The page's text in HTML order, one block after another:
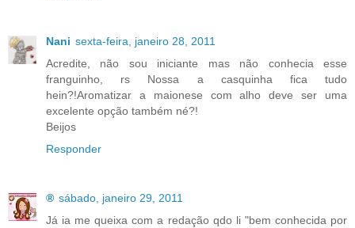
Nani sexta-feira, janeiro 28, 2011
Acredite, não sou iniciante mas não conhecia esse
franguinho, rs Nossa a casquinha fica tudo
hein?!Aromatizar a maionese com alho deve ser uma
excelente opção também né?!
Beijos
Responder
® sábado, janeiro 29, 2011
Já ia me queixa com a redação qdo li "bem conhecida por